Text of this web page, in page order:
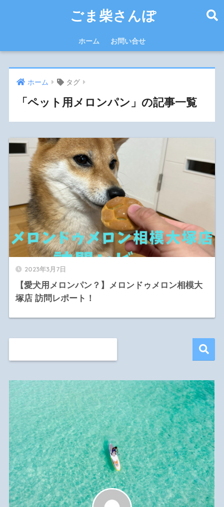
ごま柴さんぽ
ホーム お問い合せ
ホーム タグ
「ペット用メロンパン」の記事一覧
2023年3月7日
【愛犬用メロンパン？】メロンドゥメロン相模大
塚店 訪問レポート！